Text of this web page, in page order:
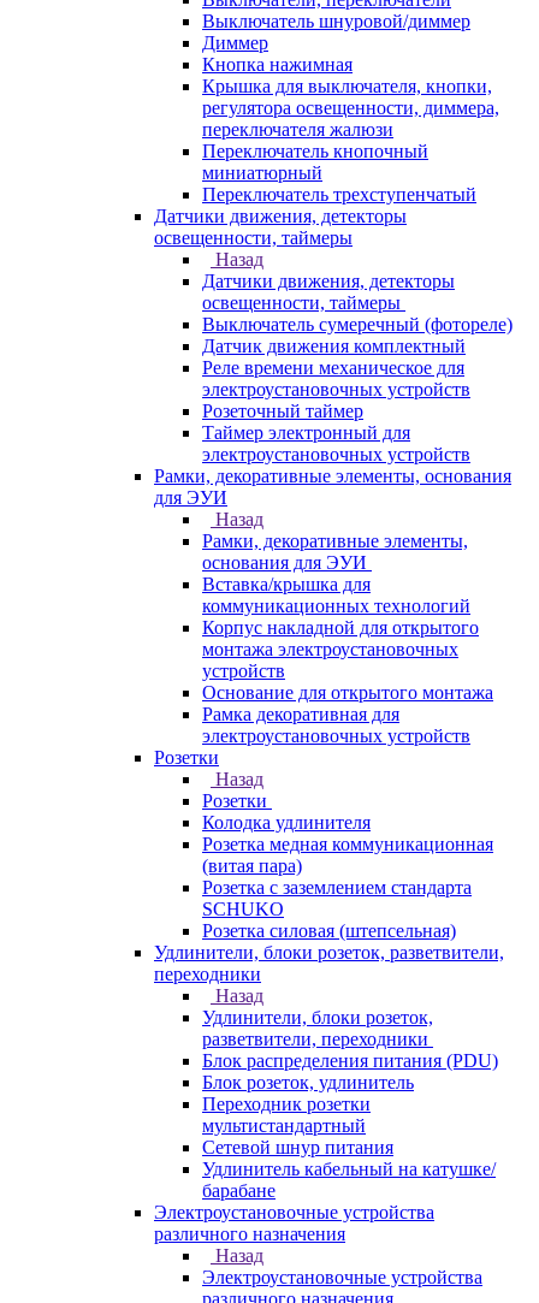
Выключатель шнуровой/диммер
Диммер
Кнопка нажимная
Крышка для выключателя, кнопки,
регулятора освещенности, диммера,
переключателя жалюзи
Переключатель кнопочный
миниатюрный
Переключатель трехступенчатый
Датчики движения, детекторы
освещенности, таймеры
Назад
Датчики движения, детекторы
освещенности, таймеры
Выключатель сумеречный (фотореле)
Датчик движения комплектный
Реле времени механическое для
электроустановочных устройств
Розеточный таймер
Таймер электронный для
электроустановочных устройств
Рамки, декоративные элементы, основания
для ЭУИ
Назад
Рамки, декоративные элементы,
основания для ЭУИ
Вставка/крышка для
коммуникационных технологий
Корпус накладной для открытого
монтажа электроустановочных
устройств
Основание для открытого монтажа
Рамка декоративная для
электроустановочных устройств
Розетки
Назад
Розетки
Колодка удлинителя
Розетка медная коммуникационная
(витая пара)
Розетка с заземлением стандарта
SCHUKO
Розетка силовая (штепсельная)
Удлинители, блоки розеток, разветвители,
переходники
Назад
Удлинители, блоки розеток,
разветвители, переходники
Блок распределения питания (PDU)
Блок розеток, удлинитель
Переходник розетки
мультистандартный
Сетевой шнур питания
Удлинитель кабельный на катушке/
барабане
Электроустановочные устройства
различного назначения
Назад
Электроустановочные устройства
различного назначения